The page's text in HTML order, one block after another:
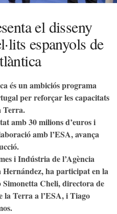
el disseny
espanyols de
és un ambiciós programa
per reforçar les capacitats
Terra.
amb 30 milions d’euros i
amb l’ESA, avança
i Indústria de l’Agència
Hernández, ha participat en la
Cheli, directora de
la Terra a l’ESA, i Tiago